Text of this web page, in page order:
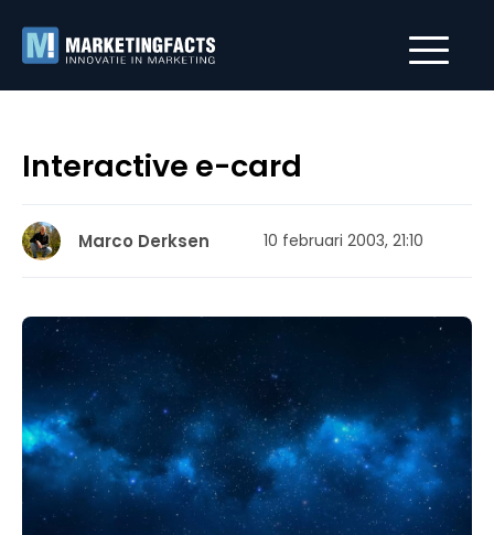
Interactive e-card
Marco Derksen 10 februari 2003, 21:10